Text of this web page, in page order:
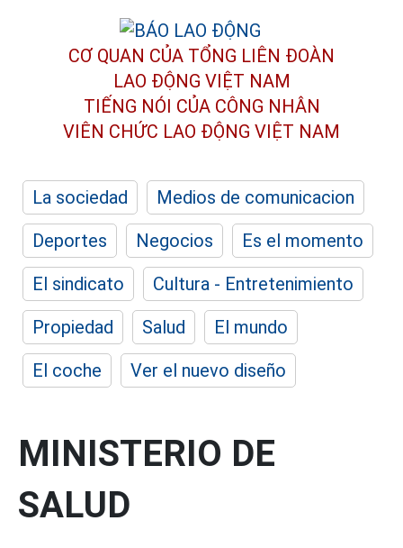
CƠ QUAN CỦA TỔNG LIÊN ĐOÀN
LAO ĐỘNG VIỆT NAM
TIẾNG NÓI CỦA CÔNG NHÂN
VIÊN CHỨC LAO ĐỘNG VIỆT NAM
La sociedad
Medios de comunicacion
Deportes
Negocios
Es el momento
El sindicato
Cultura - Entretenimiento
Propiedad
Salud
El mundo
El coche
Ver el nuevo diseño
MINISTERIO DE
SALUD